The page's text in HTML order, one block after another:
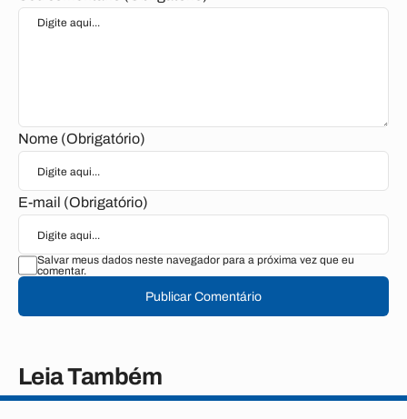
Nome (Obrigatório)
E-mail (Obrigatório)
Salvar meus dados neste navegador para a próxima vez que eu
comentar.
Publicar Comentário
Leia Também